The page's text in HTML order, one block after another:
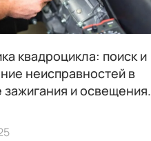
квадроцикла: поиск и
неисправностей в
зажигания и освещения.